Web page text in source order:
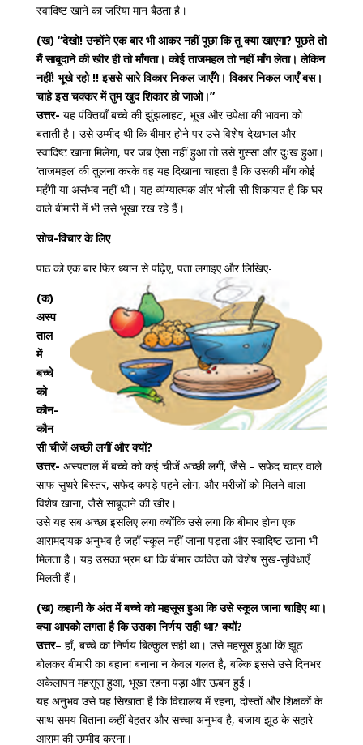
स्वादिष्ट खाने का जरिया मान बैठता है।
(ख) “देखो! उन्होंने एक बार भी आकर नहीं पूछा कि तू क्या खाएगा? पूछते तो
मैं साबूदाने की खीर ही तो माँगता। कोई ताजमहल तो नहीं माँग लेता। लेकिन
नहीं! भूखे रहो !! इससे सारे विकार निकल जाएँगे। विकार निकल जाएँ बस।
चाहे इस चक्कर में तुम खुद शिकार हो जाओ।”
उत्तर- यह पंक्तियाँ बच्चे की झुंझलाहट, भूख और उपेक्षा की भावना को
बताती है। उसे उम्मीद थी कि बीमार होने पर उसे विशेष देखभाल और
स्वादिष्ट खाना मिलेगा, पर जब ऐसा नहीं हुआ तो उसे गुस्सा और दुःख हुआ।
‘ताजमहल’ की तुलना करके वह यह दिखाना चाहता है कि उसकी माँग कोई
महँगी या असंभव नहीं थी। यह व्यंग्यात्मक और भोली-सी शिकायत है कि घर
वाले बीमारी में भी उसे भूखा रख रहे हैं।
सोच-विचार के लिए
पाठ को एक बार फिर ध्यान से पढ़िए, पता लगाइए और लिखिए-
(क)
अस्प
ताल
में
बच्चे
को
कौन-
कौन
सी चीजें अच्छी लगीं और क्यों?
उत्तर- अस्पताल में बच्चे को कई चीजें अच्छी लगीं, जैसे – सफेद चादर वाले
साफ-सुथरे बिस्तर, सफेद कपड़े पहने लोग, और मरीजों को मिलने वाला
विशेष खाना, जैसे साबूदाने की खीर।
उसे यह सब अच्छा इसलिए लगा क्योंकि उसे लगा कि बीमार होना एक
आरामदायक अनुभव है जहाँ स्कूल नहीं जाना पड़ता और स्वादिष्ट खाना भी
मिलता है। यह उसका भ्रम था कि बीमार व्यक्ति को विशेष सुख-सुविधाएँ
मिलती हैं।
(ख) कहानी के अंत में बच्चे को महसूस हुआ कि उसे स्कूल जाना चाहिए था।
क्या आपको लगता है कि उसका निर्णय सही था? क्यों?
उत्तर– हाँ, बच्चे का निर्णय बिल्कुल सही था। उसे महसूस हुआ कि झूठ
बोलकर बीमारी का बहाना बनाना न केवल गलत है, बल्कि इससे उसे दिनभर
अकेलापन महसूस हुआ, भूखा रहना पड़ा और ऊबन हुई।
यह अनुभव उसे यह सिखाता है कि विद्यालय में रहना, दोस्तों और शिक्षकों के
साथ समय बिताना कहीं बेहतर और सच्चा अनुभव है, बजाय झूठ के सहारे
आराम की उम्मीद करना।